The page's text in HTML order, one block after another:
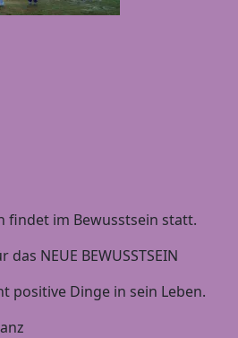
findet im Bewusstsein statt.
NEUE BEWUSSTSEIN
positive Dinge in sein Leben.